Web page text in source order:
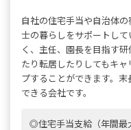
自社の住宅手当や自治体
士の暮らしをサポートし
く、主任、園長を目指す
たり転居したりしてもキ
プすることができます。
できる会社です。
◎住宅手当支給（年間最